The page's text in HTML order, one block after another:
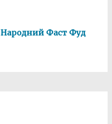
Народний Фаст Фуд